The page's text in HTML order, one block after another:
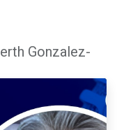
Gonzalez-